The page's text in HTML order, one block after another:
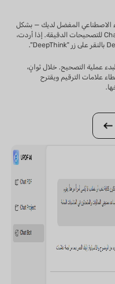
الاصطناعي المفضل لديك — بشكل
افتراضي، يُستخدم ChatGPT 5 للتصحيحات الدقيقة. إذا أردت،
عملية التصحيح. خلال ثوانٍ،
علامات الترقيم ويقترح